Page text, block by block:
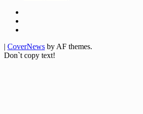
| CoverNews by AF themes.
Don`t copy text!